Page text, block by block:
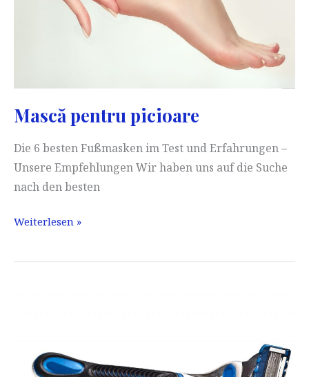
Mască pentru picioare
Die 6 besten Fußmasken im Test und Erfahrungen –
Unsere Empfehlungen Wir haben uns auf die Suche
nach den besten
Mască
picioare
Weiterlesen »